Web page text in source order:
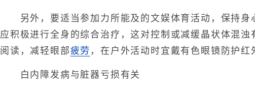
另外，要适当参加力所能及的文娱体育活动，保持身
应积极进行全身的综合治疗，这对控制或减缓晶状体混
阅读，减轻眼部疲劳 ，在户外活动时宜戴有色眼镜防护红
白内障发病与脏器亏损有关